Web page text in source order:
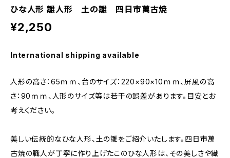
ひな人形 雛人形 土の雛 四日市萬古焼
¥2,250
International shipping available
人形の高さ：65ｍｍ、台のサイズ：220×90×10ｍｍ、屏風の高
さ：90ｍｍ、人形のサイズ等は若干の誤差があります。目安とお
考えください。
美しい伝統的なひな人形、土の雛をご紹介いたします。四日市萬
古焼の職人が丁寧に作り上げたこのひな人形は、その美しさや繊